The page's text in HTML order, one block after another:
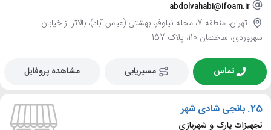
abdolvahabi@ifoam.ir
تهران، منطقه 7، محله نیلوفر، بهشتی (عباس آباد)، بالاتر از خیابان
سهروردی، ساختمان 110، پلاک 157
تماس مسیریابی مشاهده پروفایل
25. بانجی شادی شهر
تجهیزات پارک و شهربازی